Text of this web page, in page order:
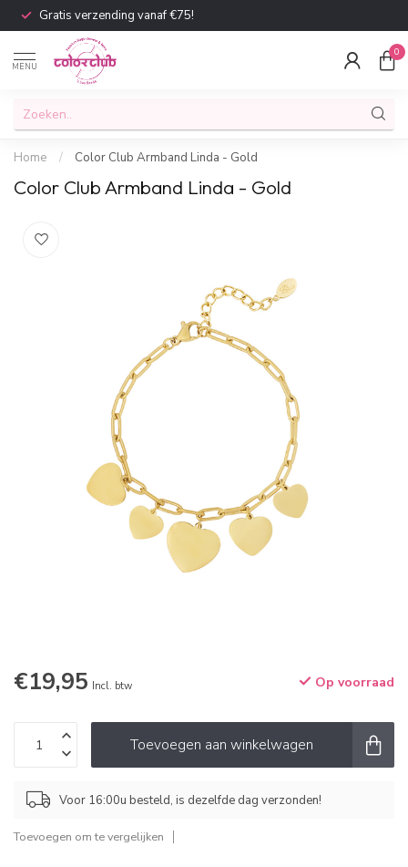
Gratis verzending vanaf €75!
MENU
0
Home / Color Club Armband Linda - Gold
Color Club Armband Linda - Gold
€19,95 Incl. btw Op voorraad
Toevoegen aan winkelwagen
Voor 16:00u besteld, is dezelfde dag verzonden!
Toevoegen om te vergelijken